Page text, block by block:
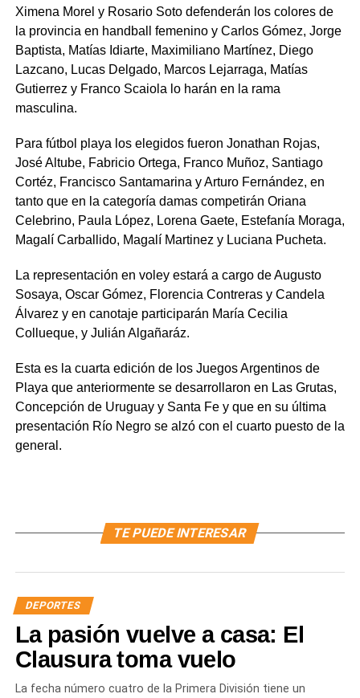
Ximena Morel y Rosario Soto defenderán los colores de
la provincia en handball femenino y Carlos Gómez, Jorge
Baptista, Matías Idiarte, Maximiliano Martínez, Diego
Lazcano, Lucas Delgado, Marcos Lejarraga, Matías
Gutierrez y Franco Scaiola lo harán en la rama
masculina.
Para fútbol playa los elegidos fueron Jonathan Rojas,
José Altube, Fabricio Ortega, Franco Muñoz, Santiago
Cortéz, Francisco Santamarina y Arturo Fernández, en
tanto que en la categoría damas competirán Oriana
Celebrino, Paula López, Lorena Gaete, Estefanía Moraga,
Magalí Carballido, Magalí Martinez y Luciana Pucheta.
La representación en voley estará a cargo de Augusto
Sosaya, Oscar Gómez, Florencia Contreras y Candela
Álvarez y en canotaje participarán María Cecilia
Collueque, y Julián Algañaráz.
Esta es la cuarta edición de los Juegos Argentinos de
Playa que anteriormente se desarrollaron en Las Grutas,
Concepción de Uruguay y Santa Fe y que en su última
presentación Río Negro se alzó con el cuarto puesto de la
general.
TE PUEDE INTERESAR
DEPORTES
La pasión vuelve a casa: El
Clausura toma vuelo
La fecha número cuatro de la Primera División tiene un